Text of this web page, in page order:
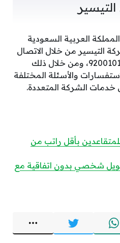
العربية السعودية
التيسير من خلال الاتصال
علي رقم الشركة التالي: 920010181، ومن خلال ذلك
والأسئلة المختلفة
خدمات الشركة المتعددة.
بأقل راتب من
شخصي بدون اتفاقية مع